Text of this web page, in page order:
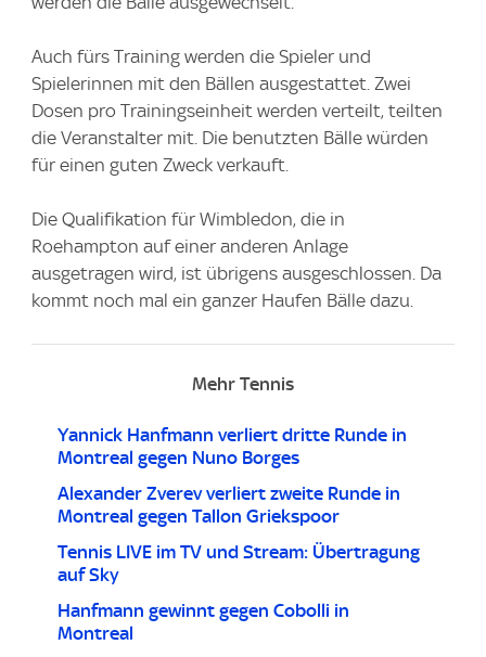
Auch fürs Training werden die Spieler und
Spielerinnen mit den Bällen ausgestattet. Zwei
Dosen pro Trainingseinheit werden verteilt, teilten
die Veranstalter mit. Die benutzten Bälle würden
für einen guten Zweck verkauft.
Die Qualifikation für Wimbledon, die in
Roehampton auf einer anderen Anlage
ausgetragen wird, ist übrigens ausgeschlossen. Da
kommt noch mal ein ganzer Haufen Bälle dazu.
Mehr Tennis
Yannick Hanfmann verliert dritte Runde in
Montreal gegen Nuno Borges
Alexander Zverev verliert zweite Runde in
Montreal gegen Tallon Griekspoor
Tennis LIVE im TV und Stream: Übertragung
auf Sky
Hanfmann gewinnt gegen Cobolli in
Montreal